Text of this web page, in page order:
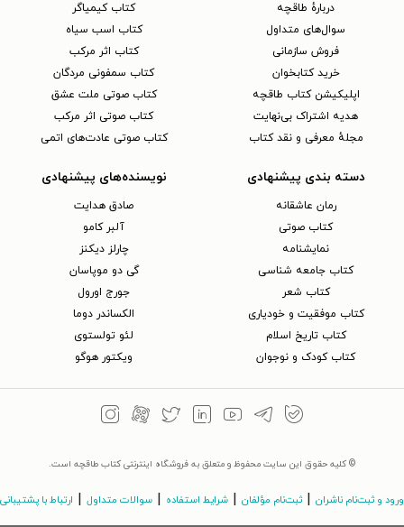
دربارهٔ طاقچه
سوال‌های متداول
فروش سازمانی
خرید کتابخوان
اپلیکیشن کتاب طاقچه
هدیه اشتراک بی‌نهایت
مجلهٔ معرفی و نقد کتاب
کتاب کیمیاگر
کتاب اسب سیاه
کتاب اثر مرکب
کتاب سمفونی مردگان
کتاب صوتی ملت عشق
کتاب صوتی اثر مرکب
کتاب صوتی عادت‌های اتمی
دسته بندی پیشنهادی
رمان عاشقانه
کتاب‌ صوتی
نمایشنامه
کتاب جامعه شناسی
کتاب شعر
کتاب موفقیت و خودیاری
کتاب تاریخ اسلام
کتاب کودک و نوجوان
نویسنده‌های پیشنهادی
صادق هدایت
آلبر کامو
چارلز دیکنز
گی دو موپاسان
جورج اورول
الکساندر دوما
لئو تولستوی
ویکتور هوگو
© کلیه حقوق این سایت محفوظ و متعلق به فروشگاه اینترنتی کتاب طاقچه است.
ورود و ثبت‌نام ناشران | ثبت‌نام مؤلفان | شرایط استفاده | سوالات متداول | ارتباط با پشتیبانی